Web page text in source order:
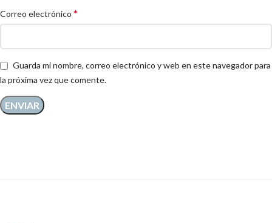
Correo electrónico *
Guarda mi nombre, correo electrónico y web en este navegador para
la próxima vez que comente.